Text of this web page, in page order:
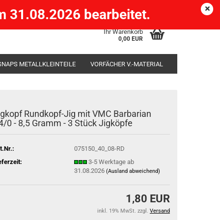
) Kundenlogin
Ihr Warenkorb
0,00 EUR
31.08.2026 bearbeitet.
METALLKLEINTEILE VORFÄCHER V.-MATERIAL
Rundkopf-Jig mit VMC Barbarian
0 - 8,5 Gramm - 3 Stück Jigköpfe
075150_40_08-RD
3-5 Werktage ab
31.08.2026 (Ausland abweichend)
1,80 EUR
inkl. 19% MwSt. zzgl. Versand